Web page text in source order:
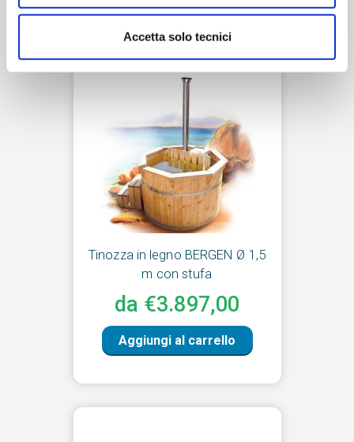
Accetta solo tecnici
Tinozza in legno BERGEN Ø 1,5
m con stufa
da €3.897,00
Aggiungi al carrello